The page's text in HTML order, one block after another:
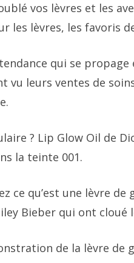
vos lèvres et les
lèvres, les favoris
qui se
vu leurs ventes de
? Lip Glow Oil de
la teinte 001.
ce qu’est une lèvre
Bieber qui ont
de la lèvre de